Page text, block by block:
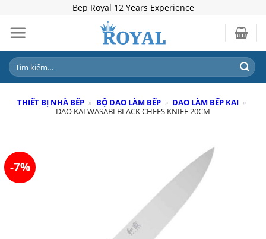
content
Bep Royal 12 Years Experience
Tìm
kiếm:
THIẾT BỊ NHÀ BẾP » BỘ DAO LÀM BẾP » DAO LÀM BẾP KAI »
DAO KAI WASABI BLACK CHEFS KNIFE 20CM
-7%